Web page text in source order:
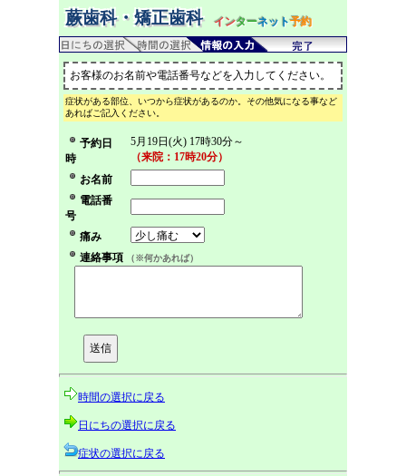
蕨歯科・矯正歯科 インターネット予約
お客様のお名前や電話番号などを入力してください。
症状がある部位、いつから症状があるのか。その他気になる事など
あればご記入ください。
予約日
時
5月19日(火) 17時30分～
（来院：17時20分）
お名前
電話番
号
痛み
連絡事項
（※何かあれば）
時間の選択に戻る
日にちの選択に戻る
症状の選択に戻る